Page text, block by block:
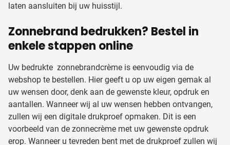
laten aansluiten bij uw huisstijl.
Zonnebrand bedrukken? Bestel in
enkele stappen online
Uw bedrukte zonnebrandcrème is eenvoudig via de
webshop te bestellen. Hier geeft u op uw eigen gemak al
uw wensen door, denk aan de gewenste kleur, opdruk en
aantallen. Wanneer wij al uw wensen hebben ontvangen,
zullen wij een digitale drukproef opmaken. Dit is een
voorbeeld van de zonnecrème met uw gewenste opdruk
erop. Wanneer u tevreden bent met de drukproef zullen wij